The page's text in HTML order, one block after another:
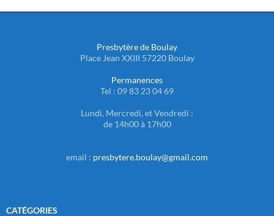
Presbytère de Boulay
Place Jean XXIII 57220 Boulay
Permanences
Tel : 09 83 23 04 69
Lundi, Mercredi, et Vendredi :
de 14h00 à 17h00
email : presbytere.boulay@gmail.com
CATÉGORIES